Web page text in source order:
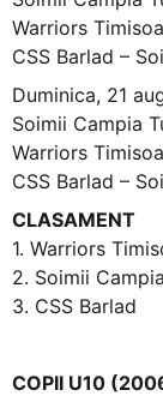
Warriors
CSS Barlad –
Duminica, 21
Soimii Campia
Warriors
CSS Barlad –
CLASAMENT
1. Warriors
2. Soimii
3. CSS Barlad
COPII U10